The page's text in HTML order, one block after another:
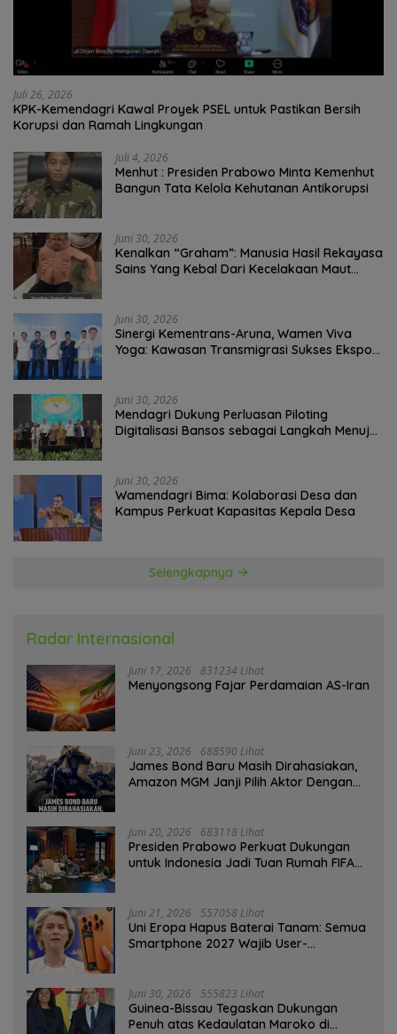
Juli 26, 2026
KPK-Kemendagri Kawal Proyek PSEL untuk Pastikan Bersih
Korupsi dan Ramah Lingkungan
Juli 4, 2026
Menhut : Presiden Prabowo Minta Kemenhut
Bangun Tata Kelola Kehutanan Antikorupsi
Juni 30, 2026
Kenalkan “Graham”: Manusia Hasil Rekayasa
Sains Yang Kebal Dari Kecelakaan Maut
Juni 30, 2026
Sinergi Kementrans-Aruna, Wamen Viva
Yoga: Kawasan Transmigrasi Sukses Ekspor
Juni 30, 2026
Mendagri Dukung Perluasan Piloting
Digitalisasi Bansos sebagai Langkah Menuju
Juni 30, 2026
Wamendagri Bima: Kolaborasi Desa dan
Kampus Perkuat Kapasitas Kepala Desa
Selengkapnya
Radar Internasional
Juni 17, 2026 831234 Lihat
Menyongsong Fajar Perdamaian AS-Iran
Juni 23, 2026 688590 Lihat
James Bond Baru Masih Dirahasiakan,
Amazon MGM Janji Pilih Aktor Dengan
Juni 20, 2026 683118 Lihat
Presiden Prabowo Perkuat Dukungan
untuk Indonesia Jadi Tuan Rumah FIFA
Juni 21, 2026 557058 Lihat
Uni Eropa Hapus Baterai Tanam: Semua
Smartphone 2027 Wajib User-
Juni 30, 2026 555823 Lihat
Guinea-Bissau Tegaskan Dukungan
Penuh atas Kedaulatan Maroko di